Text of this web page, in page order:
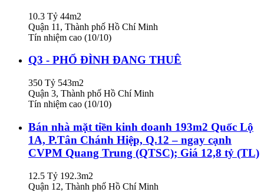
10.3 Tỷ 44m2
Quận 11, Thành phố Hồ Chí Minh
Tín nhiệm cao (10/10)
Q3 - PHỔ ĐÌNH ĐANG THUÊ
350 Tỷ 543m2
Quận 3, Thành phố Hồ Chí Minh
Tín nhiệm cao (10/10)
Bán nhà mặt tiền kinh doanh 193m2 Quốc Lộ
1A, P.Tân Chánh Hiệp, Q.12 – ngay cạnh
CVPM Quang Trung (QTSC); Giá 12,8 tỷ (TL)
12.5 Tỷ 192.3m2
Quận 12, Thành phố Hồ Chí Minh